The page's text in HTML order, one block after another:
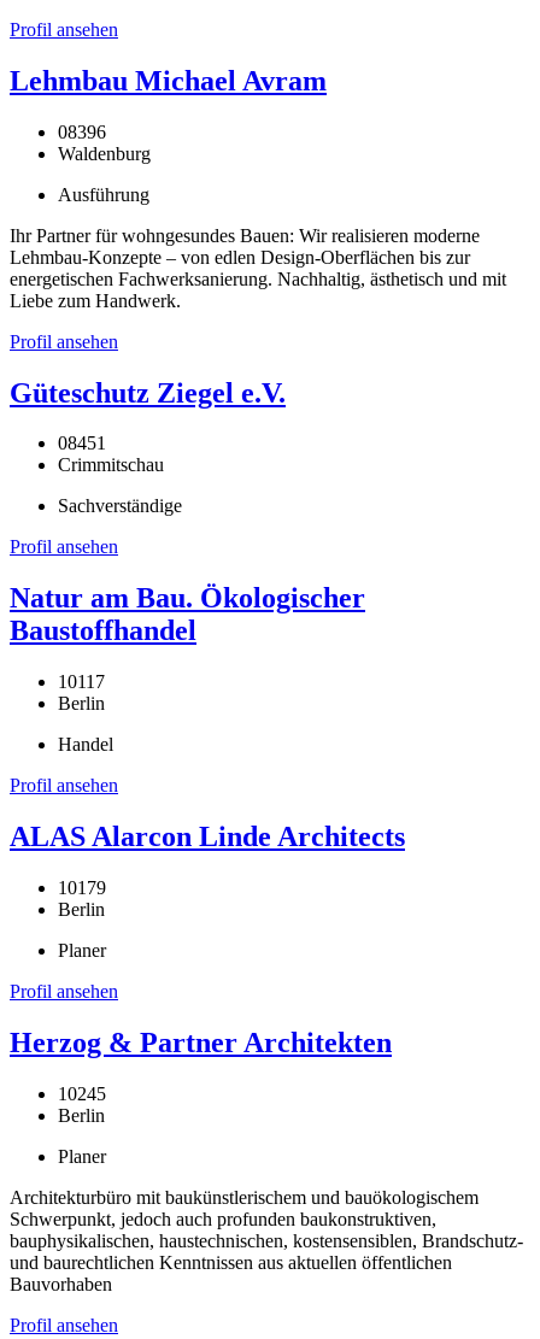
Profil ansehen
Lehmbau Michael Avram
08396
Waldenburg
Ausführung
Ihr Partner für wohngesundes Bauen: Wir realisieren moderne
Lehmbau-Konzepte – von edlen Design-Oberflächen bis zur
energetischen Fachwerksanierung. Nachhaltig, ästhetisch und mit
Liebe zum Handwerk.
Profil ansehen
Güteschutz Ziegel e.V.
08451
Crimmitschau
Sachverständige
Profil ansehen
Natur am Bau. Ökologischer
Baustoffhandel
10117
Berlin
Handel
Profil ansehen
ALAS Alarcon Linde Architects
10179
Berlin
Planer
Profil ansehen
Herzog & Partner Architekten
10245
Berlin
Planer
Architekturbüro mit baukünstlerischem und bauökologischem
Schwerpunkt, jedoch auch profunden baukonstruktiven,
bauphysikalischen, haustechnischen, kostensensiblen, Brandschutz-
und baurechtlichen Kenntnissen aus aktuellen öffentlichen
Bauvorhaben
Profil ansehen